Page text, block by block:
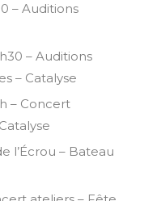
– Auditions
– Auditions
– Catalyse
– Concert
l’Écrou – Bateau